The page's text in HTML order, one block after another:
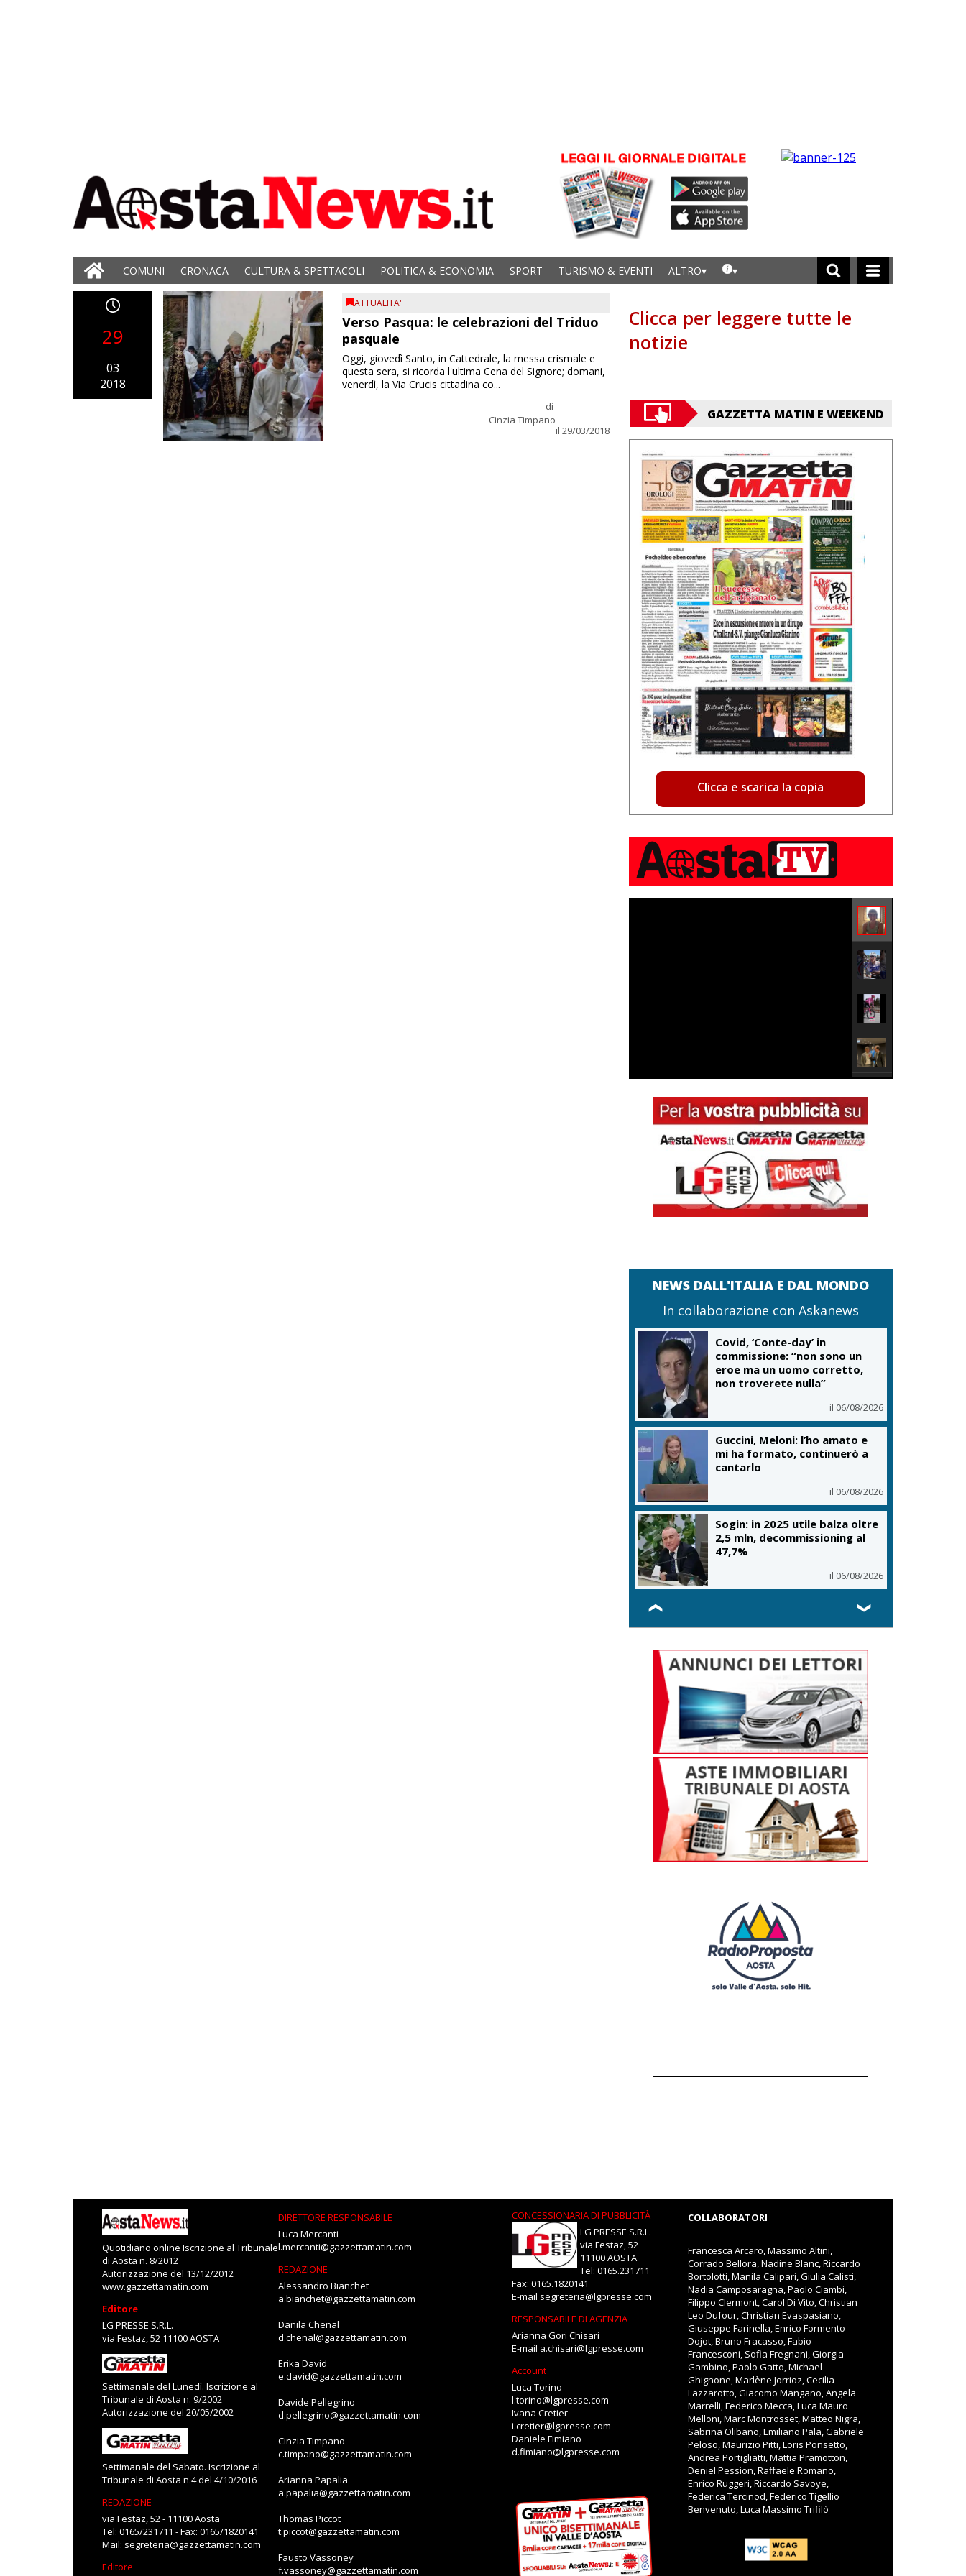
COMUNI CRONACA CULTURA & SPETTACOLI POLITICA & ECONOMIA SPORT TURISMO & EVENTI ALTRO
29
03
2018
ATTUALITA'
Verso Pasqua: le celebrazioni del Triduo
pasquale
di
Cinzia Timpano
il 29/03/2018
Oggi, giovedì Santo, in Cattedrale, la messa crismale e
questa sera, si ricorda l'ultima Cena del Signore; domani,
venerdì, la Via Crucis cittadina co...
Clicca per leggere tutte le
notizie
GAZZETTA MATIN E WEEKEND
Clicca e scarica la copia
NEWS DALL'ITALIA E DAL MONDO
In collaborazione con Askanews
Covid, ‘Conte-day’ in
commissione: “non sono un
eroe ma un uomo corretto,
non troverete nulla”
il 06/08/2026
Guccini, Meloni: l’ho amato e
mi ha formato, continuerò a
cantarlo
il 06/08/2026
Sogin: in 2025 utile balza oltre
2,5 mln, decommissioning al
47,7%
il 06/08/2026
❮ ❯
Quotidiano online Iscrizione al Tribunale
di Aosta n. 8/2012
Autorizzazione del 13/12/2012
www.gazzettamatin.com
Editore
LG PRESSE S.R.L.
via Festaz, 52 11100 AOSTA
Settimanale del Lunedì. Iscrizione al
Tribunale di Aosta n. 9/2002
Autorizzazione del 20/05/2002
Settimanale del Sabato. Iscrizione al
Tribunale di Aosta n.4 del 4/10/2016
REDAZIONE
via Festaz, 52 - 11100 Aosta
Tel: 0165/231711 - Fax: 0165/1820141
Mail: segreteria@gazzettamatin.com
Editore
DIRETTORE RESPONSABILE
Luca Mercanti
l.mercanti@gazzettamatin.com
REDAZIONE
Alessandro Bianchet
a.bianchet@gazzettamatin.com
Danila Chenal
d.chenal@gazzettamatin.com
Erika David
e.david@gazzettamatin.com
Davide Pellegrino
d.pellegrino@gazzettamatin.com
Cinzia Timpano
c.timpano@gazzettamatin.com
Arianna Papalia
a.papalia@gazzettamatin.com
Thomas Piccot
t.piccot@gazzettamatin.com
Fausto Vassoney
f.vassoney@gazzettamatin.com
CONCESSIONARIA DI PUBBLICITÀ
LG PRESSE S.R.L.
via Festaz, 52
11100 AOSTA
Tel: 0165.231711
Fax: 0165.1820141
E-mail segreteria@lgpresse.com
RESPONSABILE DI AGENZIA
Arianna Gori Chisari
E-mail a.chisari@lgpresse.com
Account
Luca Torino
l.torino@lgpresse.com
Ivana Cretier
i.cretier@lgpresse.com
Daniele Fimiano
d.fimiano@lgpresse.com
COLLABORATORI
Francesca Arcaro, Massimo Altini,
Corrado Bellora, Nadine Blanc, Riccardo
Bortolotti, Manila Calipari, Giulia Calisti,
Nadia Camposaragna, Paolo Ciambi,
Filippo Clermont, Carol Di Vito, Christian
Leo Dufour, Christian Evaspasiano,
Giuseppe Farinella, Enrico Formento
Dojot, Bruno Fracasso, Fabio
Francesconi, Sofia Fregnani, Giorgia
Gambino, Paolo Gatto, Michael
Ghignone, Marlène Jorrioz, Cecilia
Lazzarotto, Giacomo Mangano, Angela
Marrelli, Federico Mecca, Luca Mauro
Melloni, Marc Montrosset, Matteo Nigra,
Sabrina Olibano, Emiliano Pala, Gabriele
Peloso, Maurizio Pitti, Loris Ponsetto,
Andrea Portigliatti, Mattia Pramotton,
Deniel Pession, Raffaele Romano,
Enrico Ruggeri, Riccardo Savoye,
Federica Tercinod, Federico Tigellio
Benvenuto, Luca Massimo Trifilò